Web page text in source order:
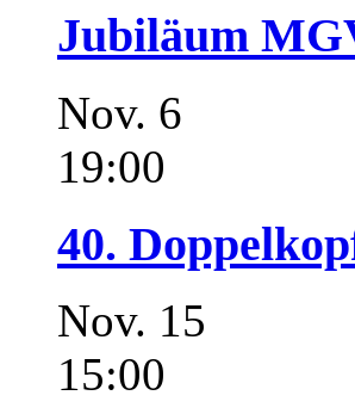
Jubiläum
Nov. 6
19:00
40.
Nov. 15
15:00